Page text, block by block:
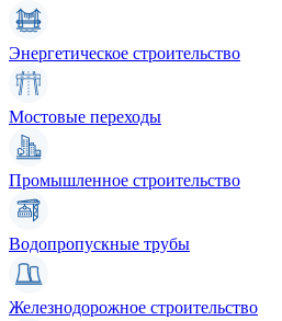
Энергетическое строительство
Мостовые переходы
Промышленное строительство
Водопропускные трубы
Железнодорожное строительство